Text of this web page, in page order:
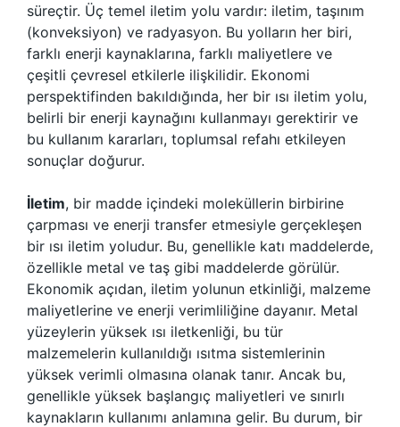
süreçtir. Üç temel iletim yolu vardır: iletim, taşınım
(konveksiyon) ve radyasyon. Bu yolların her biri,
farklı enerji kaynaklarına, farklı maliyetlere ve
çeşitli çevresel etkilerle ilişkilidir. Ekonomi
perspektifinden bakıldığında, her bir ısı iletim yolu,
belirli bir enerji kaynağını kullanmayı gerektirir ve
bu kullanım kararları, toplumsal refahı etkileyen
sonuçlar doğurur.
İletim, bir madde içindeki moleküllerin birbirine
çarpması ve enerji transfer etmesiyle gerçekleşen
bir ısı iletim yoludur. Bu, genellikle katı maddelerde,
özellikle metal ve taş gibi maddelerde görülür.
Ekonomik açıdan, iletim yolunun etkinliği, malzeme
maliyetlerine ve enerji verimliliğine dayanır. Metal
yüzeylerin yüksek ısı iletkenliği, bu tür
malzemelerin kullanıldığı ısıtma sistemlerinin
yüksek verimli olmasına olanak tanır. Ancak bu,
genellikle yüksek başlangıç maliyetleri ve sınırlı
kaynakların kullanımı anlamına gelir. Bu durum, bir